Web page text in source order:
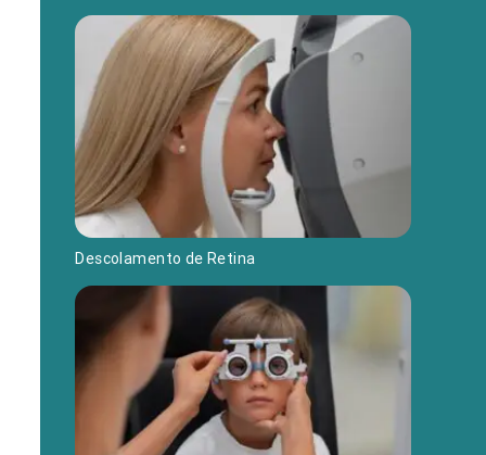
Descolamento de Retina